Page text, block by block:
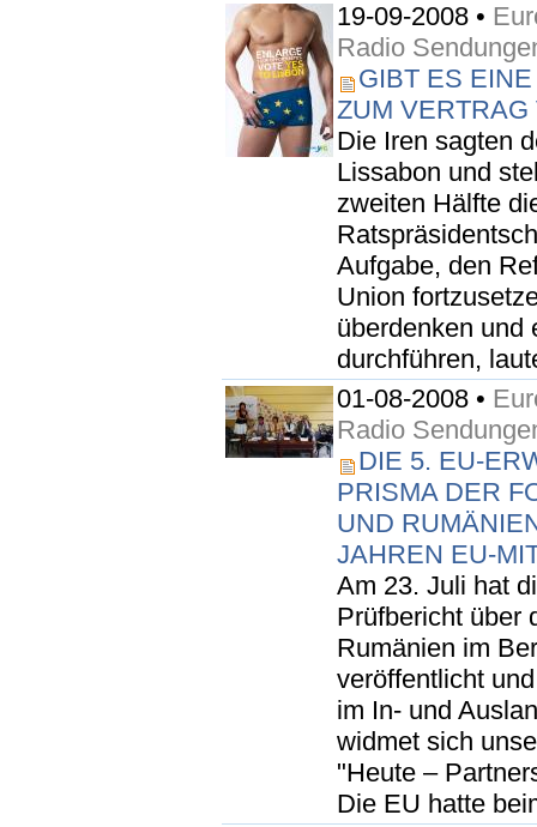
19-09-2008 •
Radio
GIBT ES
ZUM
Die Iren sagten
Lissabon und
zweiten Hälfte
Aufgabe, den
Union
überdenken und
durchführen,
01-08-2008 •
Radio
DIE 5. EU-
PRISMA DER
UND
JAHREN EU-
Am 23. Juli hat
Prüfbericht über
Rumänien im
veröffentlicht
im In- und
widmet sich
"Heute –
Die EU hatte